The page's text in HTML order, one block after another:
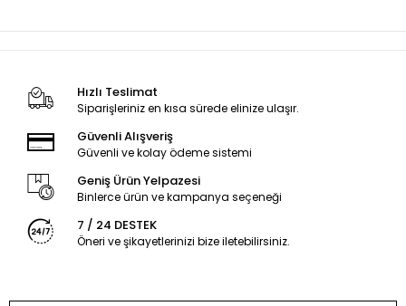
Hızlı Teslimat
Siparişleriniz en kısa sürede elinize ulaşır.
Güvenli Alışveriş
Güvenli ve kolay ödeme sistemi
Geniş Ürün Yelpazesi
Binlerce ürün ve kampanya seçeneği
7 / 24 DESTEK
Öneri ve şikayetlerinizi bize iletebilirsiniz.